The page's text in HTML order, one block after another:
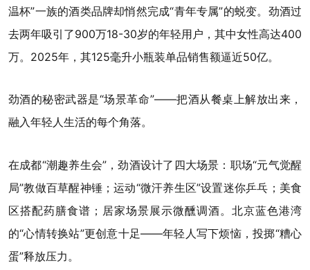
温杯”一族的酒类品牌却悄然完成“青年专属”的蜕变。劲酒过
去两年吸引了900万18-30岁的年轻用户，其中女性高达400
万。2025年，其125毫升小瓶装单品销售额逼近50亿。
劲酒的秘密武器是“场景革命”——把酒从餐桌上解放出来，
融入年轻人生活的每个角落。
在成都“潮趣养生会”，劲酒设计了四大场景：职场“元气觉醒
局”教做百草醒神锤；运动“微汗养生区”设置迷你乒乓；美食
区搭配药膳食谱；居家场景展示微醺调酒。北京蓝色港湾
的“心情转换站”更创意十足——年轻人写下烦恼，投掷“糟心
蛋”释放压力。